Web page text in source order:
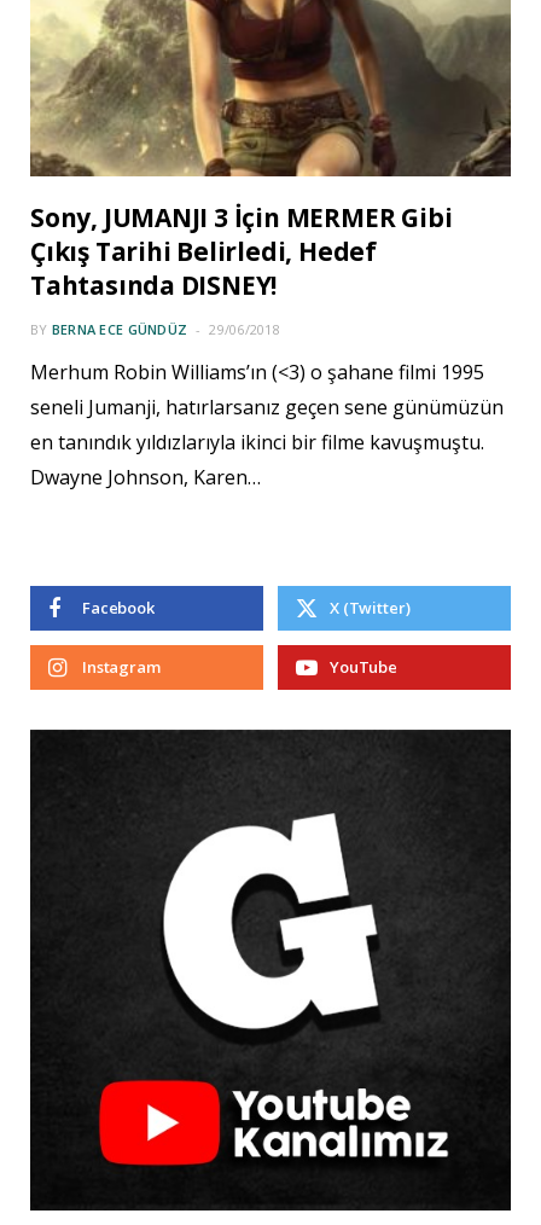
Sony, JUMANJI 3 İçin MERMER Gibi
Çıkış Tarihi Belirledi, Hedef
Tahtasında DISNEY!
BY BERNA ECE GÜNDÜZ 29/06/2018
Merhum Robin Williams’ın (<3) o şahane filmi 1995
seneli Jumanji, hatırlarsanız geçen sene günümüzün
en tanındık yıldızlarıyla ikinci bir filme kavuşmuştu.
Dwayne Johnson, Karen…
Facebook X (Twitter)
Instagram YouTube